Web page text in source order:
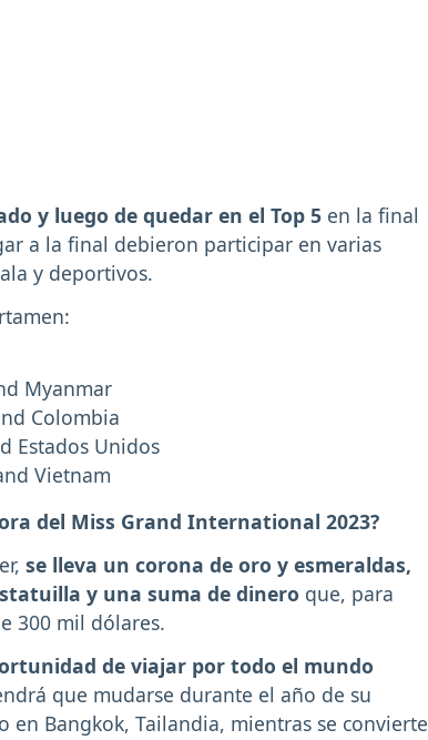
y luego de quedar en el Top 5 en la final
a la final debieron participar en varias
y deportivos.
Myanmar
Colombia
Estados Unidos
Vietnam
del Miss Grand International 2023?
se lleva un corona de oro y esmeraldas,
y una suma de dinero que, para
300 mil dólares.
de viajar por todo el mundo
que mudarse durante el año de su
Bangkok, Tailandia, mientras se convierte